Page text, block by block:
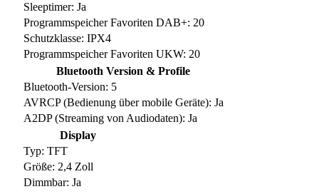
Sleeptimer: Ja
Programmspeicher Favoriten DAB+: 20
Schutzklasse: IPX4
Programmspeicher Favoriten UKW: 20
Bluetooth Version & Profile
Bluetooth-Version: 5
AVRCP (Bedienung über mobile Geräte): Ja
A2DP (Streaming von Audiodaten): Ja
Display
Typ: TFT
Größe: 2,4 Zoll
Dimmbar: Ja